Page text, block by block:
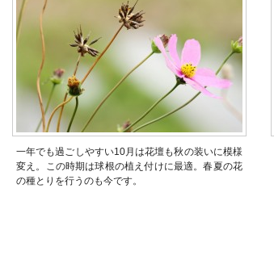
一年でも過ごしやすい10月は花壇も秋の装いに模様
変え。この時期は球根の植え付けに最適。春夏の花
の種とりを行うのも今です。